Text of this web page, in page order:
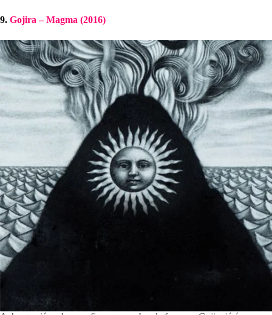
9. Gojira – Magma (2016)